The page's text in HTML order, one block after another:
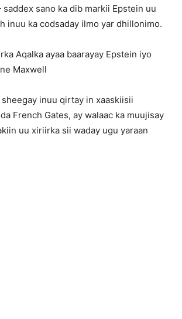
saddex sano ka dib markii Epstein uu
inuu ka codsaday ilmo yar dhillonimo.
Aqalka ayaa baarayay Epstein iyo
Maxwell
sheegay inuu qirtay in xaaskiisii
French Gates, ay walaac ka muujisay
uu xiriirka sii waday ugu yaraan